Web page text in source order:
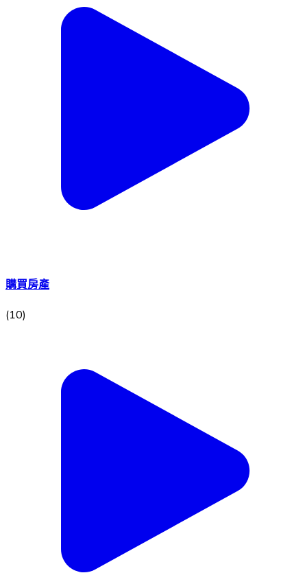
購買房產
(10)